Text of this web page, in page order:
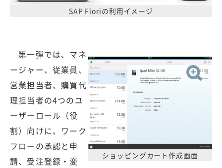
SAP Fioriの利用イメージ
ショッピングカート作成画面
第一弾では、マネ
ージャー、従業員、
営業担当者、購買代
理担当者の4つのユ
ーザーロール（役
割）向けに、ワーク
フローの承認と申
請、受注登録・変